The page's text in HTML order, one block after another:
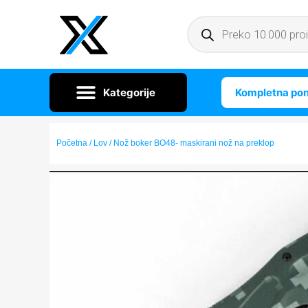
Kompletna
Početna / Lov / Nož boker BO48- maskirani nož na preklop